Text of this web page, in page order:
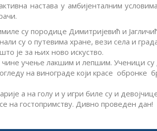
настава у амбијенталним
су породице Димитријевић и
су о путевима хране, вези села и
је за њих ново искуство.
учење лакшим и лепшим. Ученици су
на винограде који красе обронке
а на голу и у игри биле су и
на гостопримству. Дивно проведен дан!